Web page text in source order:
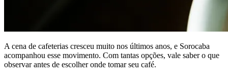
A cena de cafeterias cresceu muito nos últimos anos, e Sorocaba
acompanhou esse movimento. Com tantas opções, vale saber o que
observar antes de escolher onde tomar seu café.